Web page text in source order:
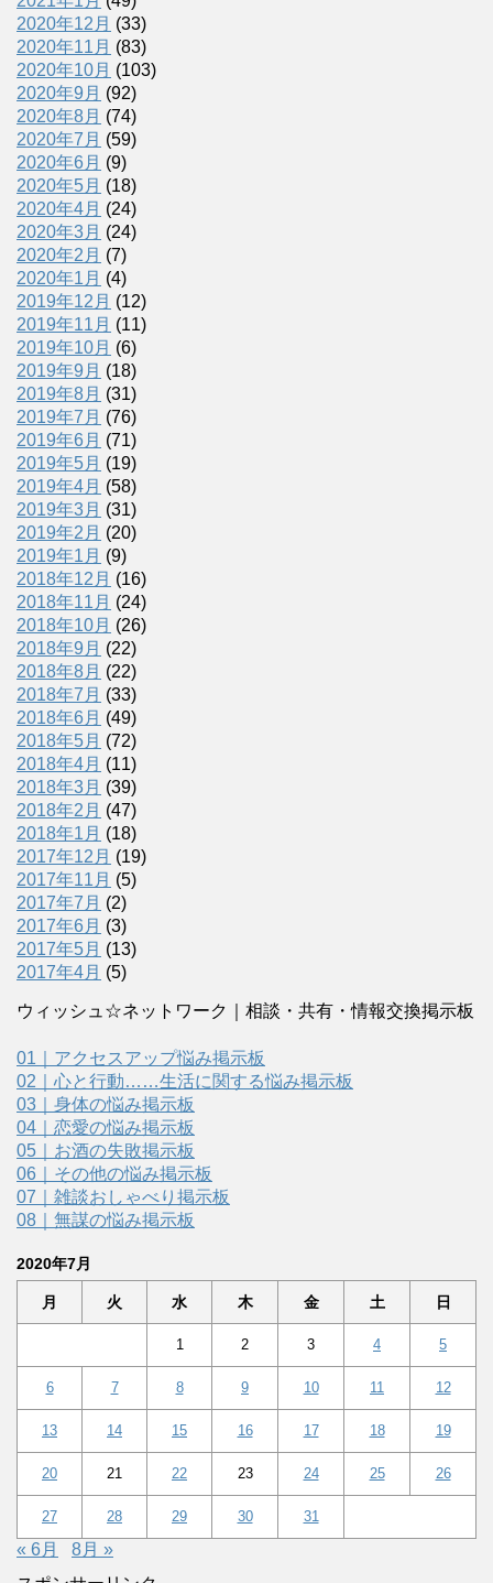
2020年12月 (33)
2020年11月 (83)
2020年10月 (103)
2020年9月 (92)
2020年8月 (74)
2020年7月 (59)
2020年6月 (9)
2020年5月 (18)
2020年4月 (24)
2020年3月 (24)
2020年2月 (7)
2020年1月 (4)
2019年12月 (12)
2019年11月 (11)
2019年10月 (6)
2019年9月 (18)
2019年8月 (31)
2019年7月 (76)
2019年6月 (71)
2019年5月 (19)
2019年4月 (58)
2019年3月 (31)
2019年2月 (20)
2019年1月 (9)
2018年12月 (16)
2018年11月 (24)
2018年10月 (26)
2018年9月 (22)
2018年8月 (22)
2018年7月 (33)
2018年6月 (49)
2018年5月 (72)
2018年4月 (11)
2018年3月 (39)
2018年2月 (47)
2018年1月 (18)
2017年12月 (19)
2017年11月 (5)
2017年7月 (2)
2017年6月 (3)
2017年5月 (13)
2017年4月 (5)
ウィッシュ☆ネットワーク｜相談・共有・情報交換掲示板
01｜アクセスアップ悩み掲示板
02｜心と行動……生活に関する悩み掲示板
03｜身体の悩み掲示板
04｜恋愛の悩み掲示板
05｜お酒の失敗掲示板
06｜その他の悩み掲示板
07｜雑談おしゃべり掲示板
08｜無謀の悩み掲示板
2020年7月
月 火 水 木 金 土 日
1 2 3 4 5
6 7 8 9 10 11 12
13 14 15 16 17 18 19
20 21 22 23 24 25 26
27 28 29 30 31
« 6月
8月 »